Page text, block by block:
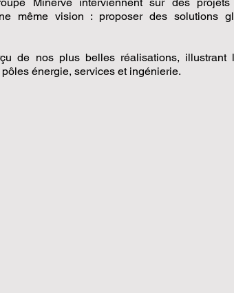
même vision : proposer des solutions
de nos plus belles réalisations, illustrant
énergie, services et ingénierie.